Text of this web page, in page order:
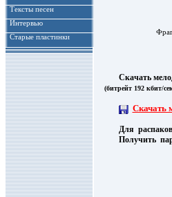
Тексты песен
Интервью
Старые пластинки
Скачать
(битрейт 192 кбит/
Скачать
Для
Получить